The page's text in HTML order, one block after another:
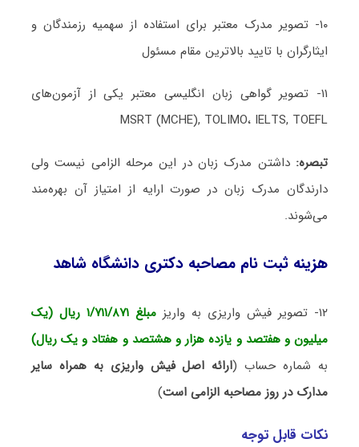
۱۰- تصویر مدرک معتبر برای استفاده از سهمیه رزمندگان و
ایثارگران با تایید بالاترین مقام مسئول
۱۱- تصویر گواهی زبان انگلیسی معتبر یکی از آزمون‌های
MSRT (MCHE), TOLIMO، IELTS, TOEFL
تبصره: داشتن مدرک زبان در این مرحله الزامی نیست ولی
دارندگان مدرک زبان در صورت ارایه از امتیاز آن بهره‌مند
می‌شوند.
هزینه ثبت نام مصاحبه دکتری دانشگاه شاهد
۱۲- تصویر فیش واریزی به واریز
مبلغ ۱/۷۱۱/۸۷۱ ریال (یک
میلیون و هفتصد و یازده هزار و هشتصد و هفتاد و یک ریال)
به شماره حساب (ارائه اصل فیش واریزی به همراه سایر
مدارک در روز مصاحبه الزامی است)
نکات قابل توجه